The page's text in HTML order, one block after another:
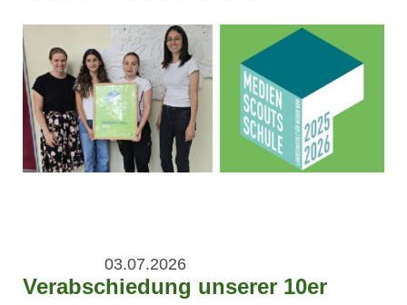
03.07.2026
Verabschiedung unserer 10er